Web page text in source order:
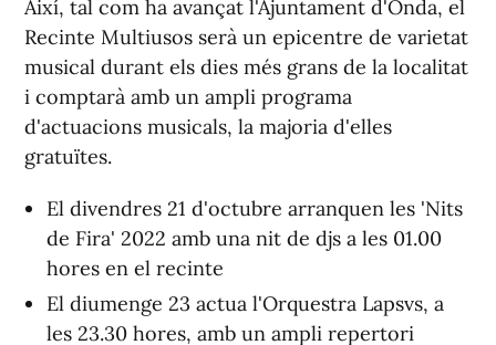
Així, tal com ha avançat l'Ajuntament d'Onda, el
Recinte Multiusos serà un epicentre de varietat
musical durant els dies més grans de la localitat
i comptarà amb un ampli programa
d'actuacions musicals, la majoria d'elles
gratuïtes.
El divendres 21 d'octubre arranquen les 'Nits
de Fira' 2022 amb una nit de djs a les 01.00
hores en el recinte
El diumenge 23 actua l'Orquestra Lapsvs, a
les 23.30 hores, amb un ampli repertori